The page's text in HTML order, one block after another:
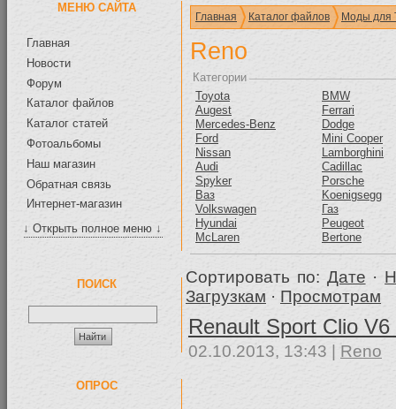
МЕНЮ САЙТА
Главная
Новости
Форум
Каталог файлов
Каталог статей
Фотоальбомы
Наш магазин
Обратная связь
Интернет-магазин
↓ Открыть полное меню ↓
ПОИСК
ОПРОС
Главная Каталог файлов Моды для
Reno
Категории
Toyota
BMW
Augest
Ferrari
Mercedes-Benz
Dodge
Ford
Mini Cooper
Nissan
Lamborghini
Audi
Cadillac
Spyker
Porsche
Ваз
Koenigsegg
Volkswagen
Газ
Hyundai
Peugeot
McLaren
Bertone
Сортировать по: Дате ·
Загрузкам · Просмотрам
Renault Sport Clio V6
02.10.2013, 13:43 | Reno